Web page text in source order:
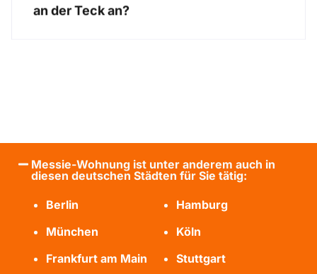
an der Teck an?
Messie-Wohnung ist unter anderem auch in
diesen deutschen Städten für Sie tätig:
Berlin
Hamburg
München
Köln
Frankfurt am Main
Stuttgart